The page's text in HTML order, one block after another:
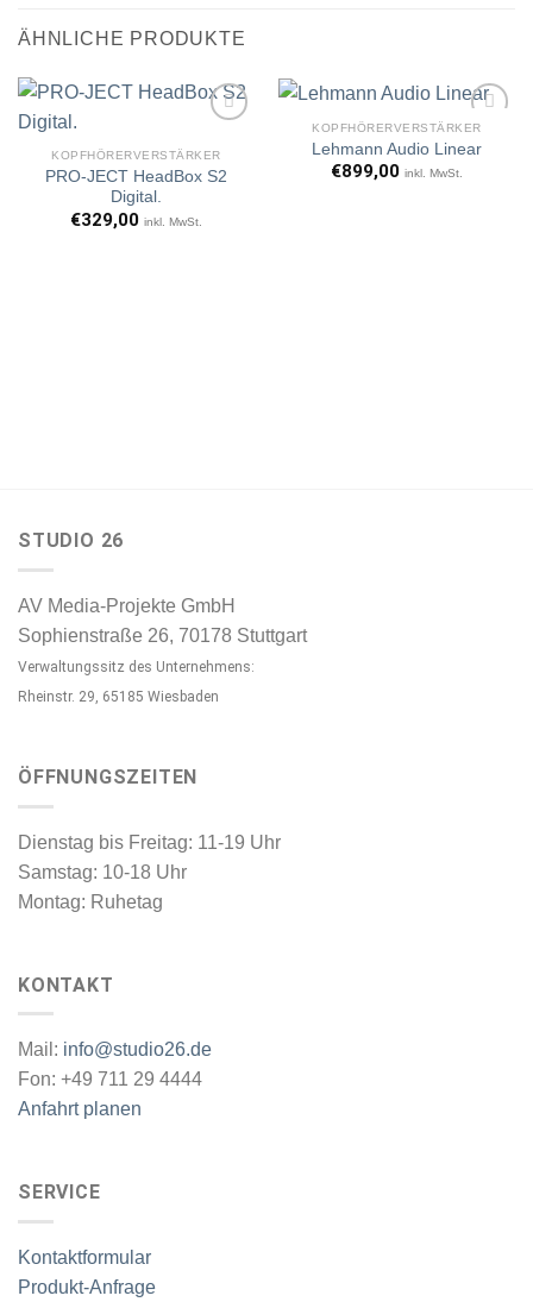
ÄHNLICHE PRODUKTE
KOPFHÖRERVERSTÄRKER
PRO-JECT HeadBox S2
Digital.
€329,00 inkl. MwSt.
KOPFHÖRERVERSTÄRKER
Lehmann Audio Linear
€899,00 inkl. MwSt.
STUDIO 26
AV Media-Projekte GmbH
Sophienstraße 26, 70178 Stuttgart
Verwaltungssitz des Unternehmens:
Rheinstr. 29, 65185 Wiesbaden
ÖFFNUNGSZEITEN
Dienstag bis Freitag: 11-19 Uhr
Samstag: 10-18 Uhr
Montag: Ruhetag
KONTAKT
Mail: info@studio26.de
Fon: +49 711 29 4444
Anfahrt planen
SERVICE
Kontaktformular
Produkt-Anfrage